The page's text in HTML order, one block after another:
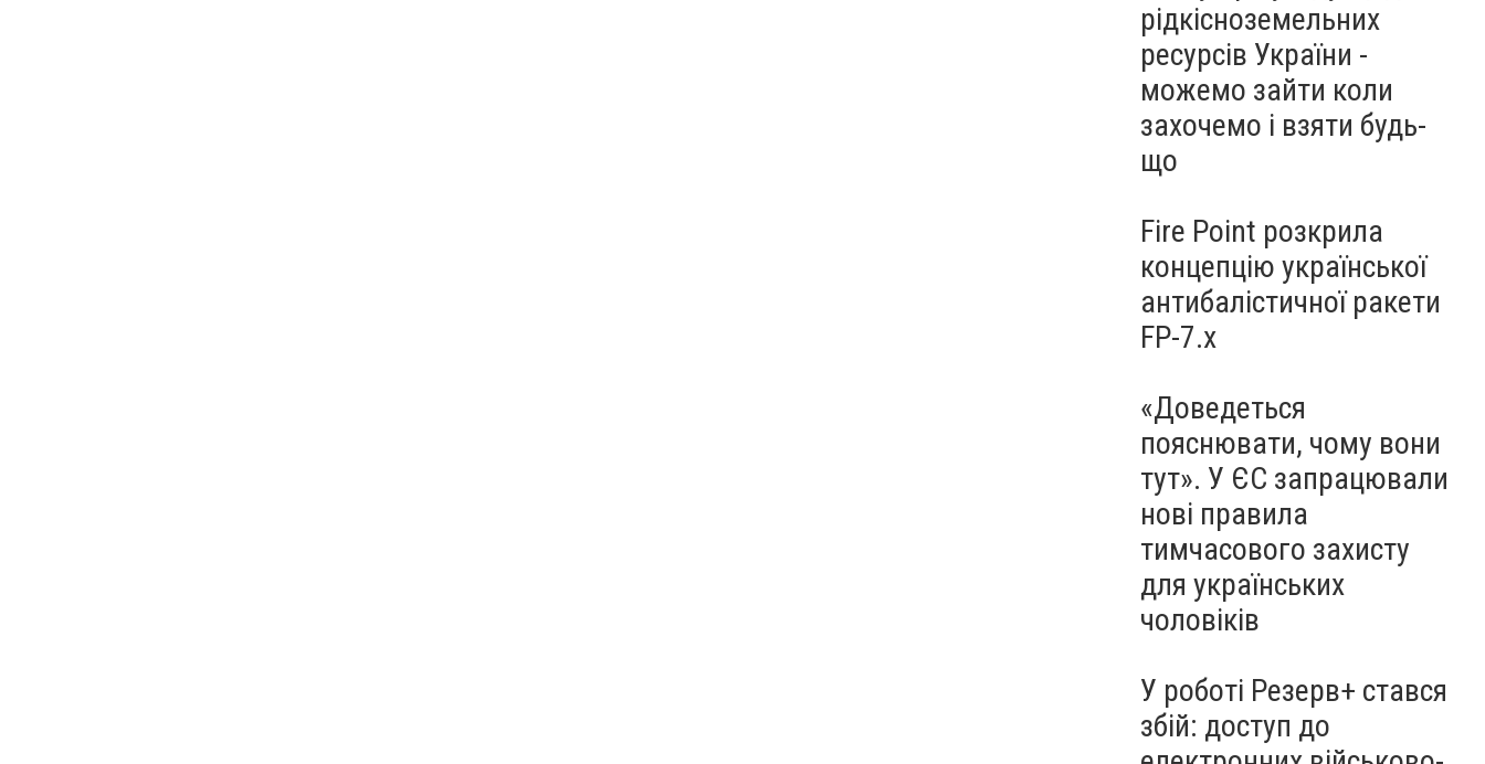
рідкісноземельних
ресурсів України -
можемо зайти коли
захочемо і взяти будь-
що
Fire Point розкрила
концепцію української
антибалістичної ракети
FP-7.x
«Доведеться
пояснювати, чому вони
тут». У ЄС запрацювали
нові правила
тимчасового захисту
для українських
чоловіків
У роботі Резерв+ стався
збій: доступ до